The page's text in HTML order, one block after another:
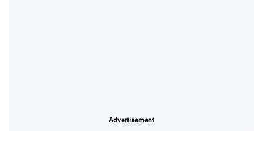
Advertisement